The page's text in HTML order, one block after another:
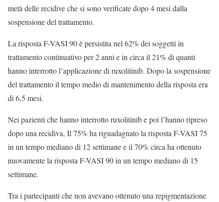
metà delle recidive che si sono verificate dopo 4 mesi dalla
sospensione del trattamento.
La risposta F-VASI 90 è persistita nel 62% dei soggetti in
trattamento continuativo per 2 anni e in circa il 21% di quanti
hanno interrotto l’applicazione di ruxolitinib. Dopo la sospensione
del trattamento il tempo medio di mantenimento della risposta era
di 6,5 mesi.
Nei pazienti che hanno interrotto ruxolitinib e poi l’hanno ripreso
dopo una recidiva, Il 75% ha riguadagnato la risposta F-VASI 75
in un tempo mediano di 12 settimane e il 70% circa ha ottenuto
nuovamente la risposta F-VASI 90 in un tempo mediano di 15
settimane.
Tra i partecipanti che non avevano ottenuto una repigmentazione